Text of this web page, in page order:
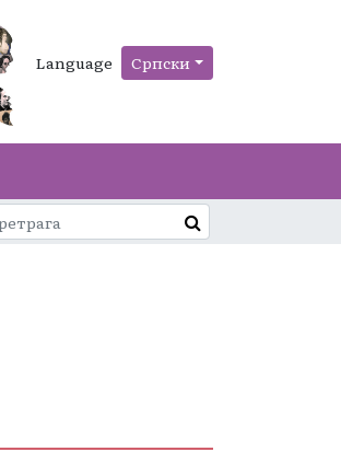
Language Српски